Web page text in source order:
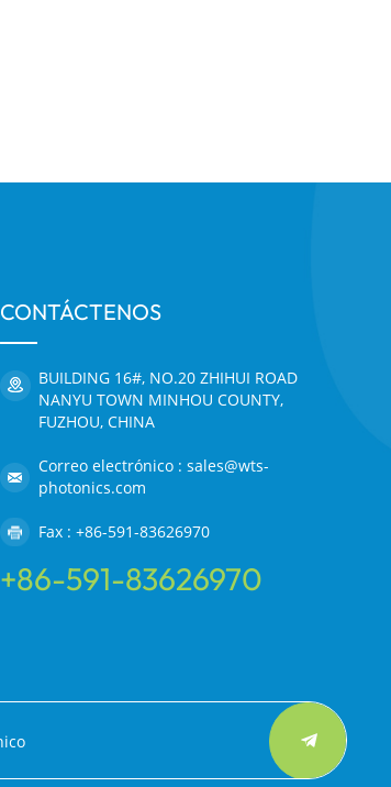
CONTÁCTENOS
BUILDING 16#, NO.20 ZHIHUI ROAD
NANYU TOWN MINHOU COUNTY,
FUZHOU, CHINA
Correo electrónico : sales@wts-
photonics.com
Fax : +86-591-83626970
+86-591-83626970